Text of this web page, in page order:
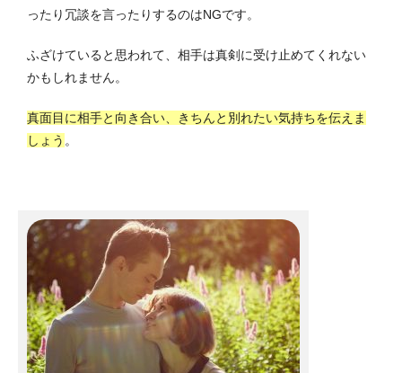
ったり冗談を言ったりするのはNGです。
ふざけていると思われて、相手は真剣に受け止めてくれない
かもしれません。
真面目に相手と向き合い、きちんと別れたい気持ちを伝えま
しょう 。